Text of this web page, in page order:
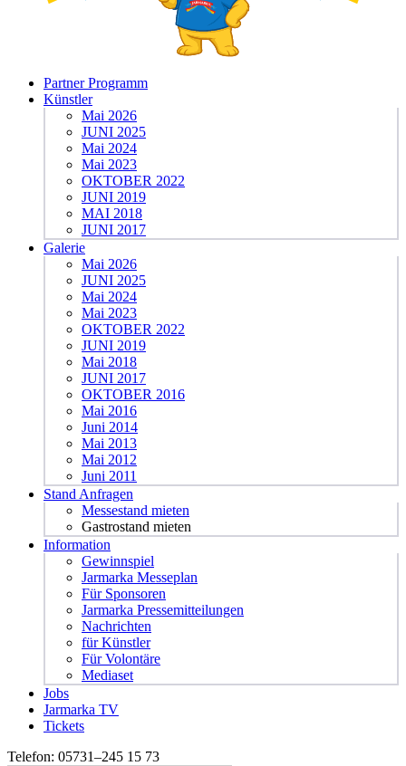
Partner Programm
Künstler
Mai 2026
JUNI 2025
Mai 2024
Mai 2023
OKTOBER 2022
JUNI 2019
MAI 2018
JUNI 2017
Galerie
Mai 2026
JUNI 2025
Mai 2024
Mai 2023
OKTOBER 2022
JUNI 2019
Mai 2018
JUNI 2017
OKTOBER 2016
Mai 2016
Juni 2014
Mai 2013
Mai 2012
Juni 2011
Stand Anfragen
Messestand mieten
Gastrostand mieten
Information
Gewinnspiel
Jarmarka Messeplan
Für Sponsoren
Jarmarka Pressemitteilungen
Nachrichten
für Künstler
Für Volontäre
Mediaset
Jobs
Jarmarka TV
Tickets
Telefon: 05731–245 15 73